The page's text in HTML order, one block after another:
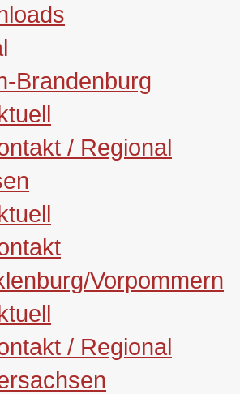
Brandenburg
/ Regional
Vorpommern
/ Regional